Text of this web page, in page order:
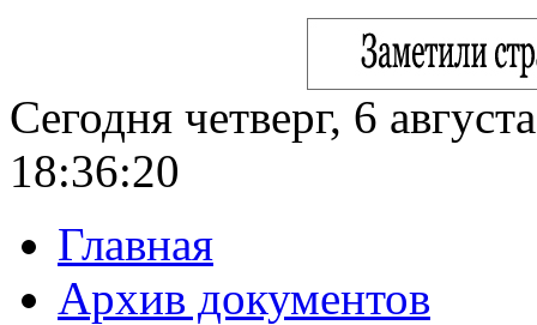
Сегодня четверг, 6
18:36:21
Главная
Архив документов